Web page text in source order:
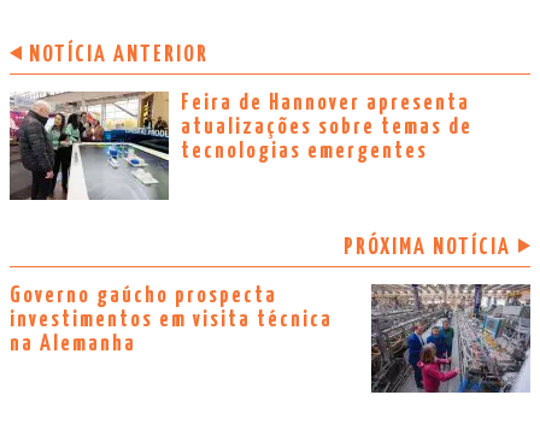
NOTÍCIA ANTERIOR
Feira de Hannover apresenta
atualizações sobre temas de
tecnologias emergentes
PRÓXIMA NOTÍCIA
Governo gaúcho prospecta
investimentos em visita técnica
na Alemanha